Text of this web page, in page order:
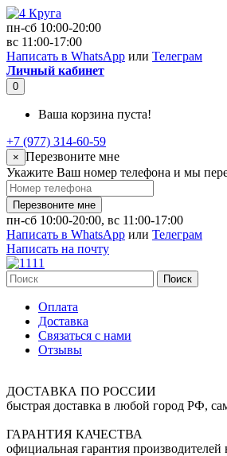
пн-сб 10:00-20:00
вс 11:00-17:00
Написать в WhatsApp или Телеграм
Личный кабинет
0
Ваша корзина пуста!
+7 (977) 314-60-59
× Перезвоните мне
Укажите Ваш номер телефона и мы
Перезвоните мне
пн-сб 10:00-20:00, вс 11:00-17:00
Написать в WhatsApp или Телеграм
Написать на почту
Поиск
Оплата
Доставка
Связаться с нами
Отзывы
ДОСТАВКА ПО РОССИИ
быстрая доставка в любой город РФ,
ГАРАНТИЯ КАЧЕСТВА
официальная гарантия производителей